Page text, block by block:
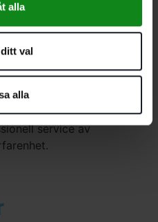
alla
val
alla
tillbehör, infästning och
fysisk butik och
en e-handel för hela
service av